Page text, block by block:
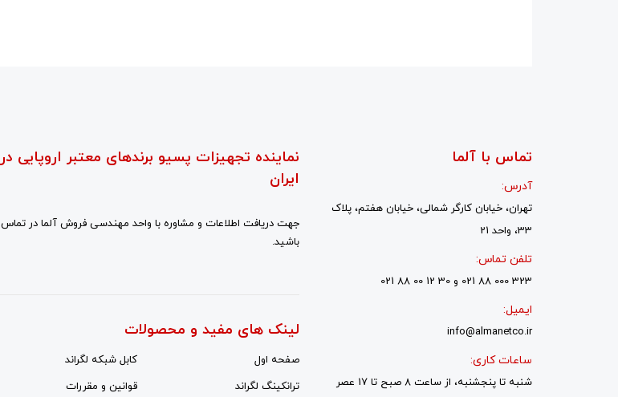
تماس با آلما
آدرس:
تهران، خیابان کارگر شمالی، خیابان هفتم، پلاک
33، واحد 21
تلفن تماس:
323 000 88 021 و 30 12 00 88 021
ایمیل:
info@almanetco.ir
ساعات کاری:
شنبه تا پنجشنبه، از ساعت 8 صبح تا 17 عصر
نماینده تجهیزات پسیو برندهای معتبر اروپایی در
ایران
جهت دریافت اطلاعات و مشاوره با واحد مهندسی فروش آلما در تماس
باشید.
لینک های مفید و محصولات
صفحه اول
کابل شبکه لگراند
ترانکینگ لگراند
قوانین و مقررات